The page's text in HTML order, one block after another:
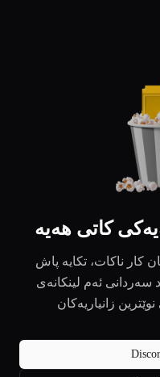
کاتی هەیە
کار ناکات، تکایە پاش
سەردانی ئەم لینکانەی
زانیاریەکان